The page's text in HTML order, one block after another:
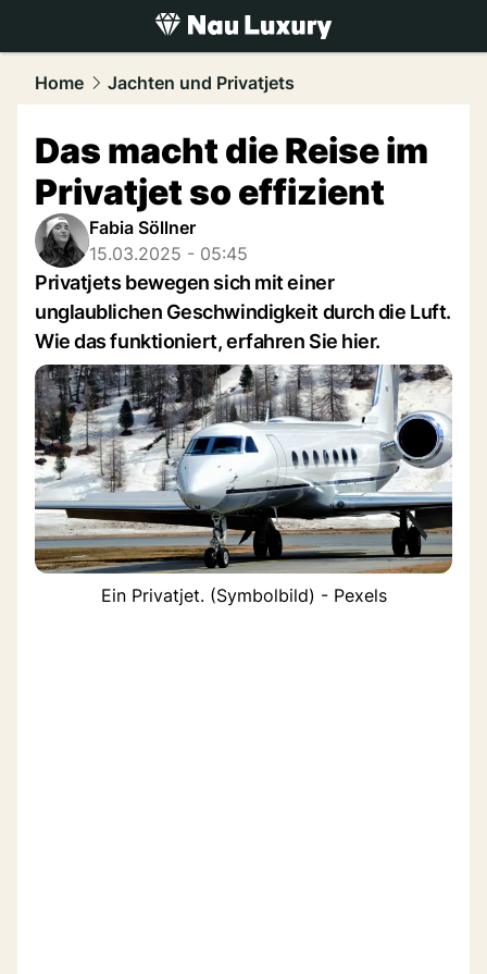
luxury.NAU.ch
Home Jachten und Privatjets
Das macht die Reise im
Privatjet so effizient
Fabia Söllner
15.03.2025 - 05:45
Privatjets bewegen sich mit einer
unglaublichen Geschwindigkeit durch die Luft.
Wie das funktioniert, erfahren Sie hier.
Ein Privatjet. (Symbolbild) - Pexels